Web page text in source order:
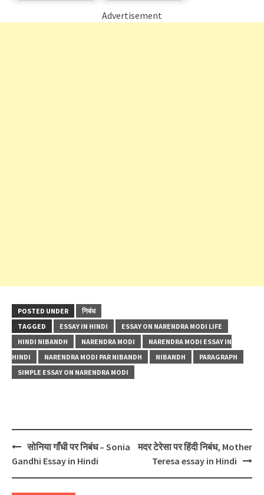
Advertisement
POSTED UNDER
निबंध
TAGGED
ESSAY IN HINDI
ESSAY ON NARENDRA MODI LIFE
HINDI NIBANDH
NARENDRA MODI
NARENDRA MODI ESSAY IN
HINDI
NARENDRA MODI PAR NIBANDH NIBANDH
PARAGRAPH
SIMPLE ESSAY ON NARENDRA MODI
Post
navigation
सोनिया गाँधी पर निबंध – Sonia
Gandhi Essay in Hindi
मदर टेरेसा पर हिंदी निबंध, Mother
Teresa essay in Hindi